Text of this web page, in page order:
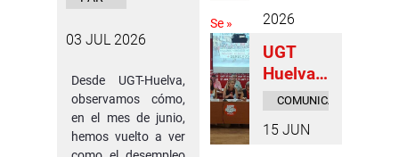
03 JUL 2026
Desde UGT-Huelva,
observamos cómo,
en el mes de junio,
hemos vuelto a ver
ad y la
en las
jornada
“Hablan
2026
Se »
UGT
Huelva
celebra
Comité
COMUNICADOS
15 JUN